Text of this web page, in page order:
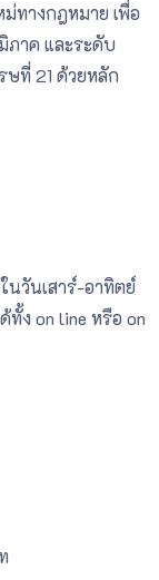
ทางกฎหมาย เพื่อ
าค และระดับ
ที่ 21 ด้วยหลัก
วันเสาร์-อาทิตย์
ทั้ง on line หรือ on